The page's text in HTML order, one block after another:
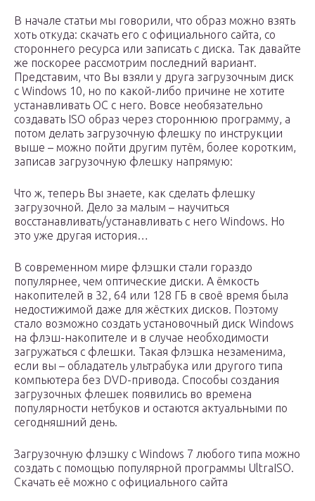
В начале статьи мы говорили, что образ можно взять
хоть откуда: скачать его с официального сайта, со
стороннего ресурса или записать с диска. Так давайте
же поскорее рассмотрим последний вариант.
Представим, что Вы взяли у друга загрузочным диск
с Windows 10, но по какой-либо причине не хотите
устанавливать ОС с него. Вовсе необязательно
создавать ISO образ через стороннюю программу, а
потом делать загрузочную флешку по инструкции
выше – можно пойти другим путём, более коротким,
записав загрузочную флешку напрямую:
Что ж, теперь Вы знаете, как сделать флешку
загрузочной. Дело за малым – научиться
восстанавливать/устанавливать с него Windows. Но
это уже другая история…
В современном мире флэшки стали гораздо
популярнее, чем оптические диски. А ёмкость
накопителей в 32, 64 или 128 ГБ в своё время была
недостижимой даже для жёстких дисков. Поэтому
стало возможно создать установочный диск Windows
на флэш-накопителе и в случае необходимости
загружаться с флешки. Такая флэшка незаменима,
если вы – обладатель ультрабука или другого типа
компьютера без DVD-привода. Способы создания
загрузочных флешек появились во времена
популярности нетбуков и остаются актуальными по
сегодняшний день.
Загрузочную флэшку с Windows 7 любого типа можно
создать с помощью популярной программы UltraISO.
Скачать её можно с официального сайта